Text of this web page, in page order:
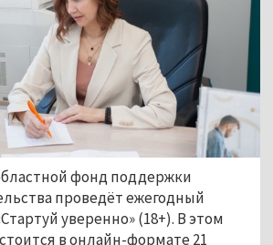
фонд поддержки
проведёт ежегодный
уверенно» (18+). В этом
в онлайн-формате 21